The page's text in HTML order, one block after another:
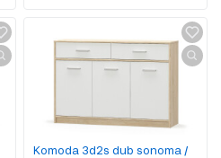
Komoda 3d2s dub sonoma /